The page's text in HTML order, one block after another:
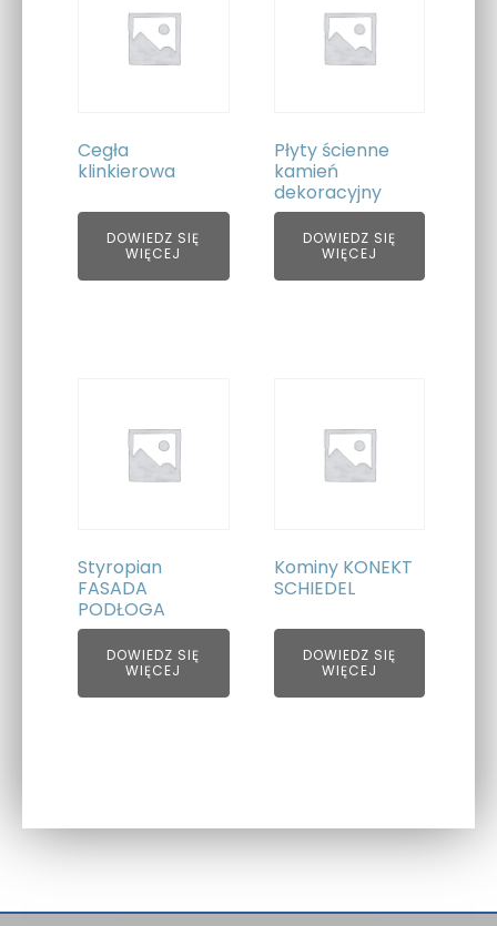
Cegła
klinkierowa
DOWIEDZ SIĘ
WIĘCEJ
Płyty ścienne
kamień
dekoracyjny
DOWIEDZ SIĘ
WIĘCEJ
Styropian
FASADA
PODŁOGA
DOWIEDZ SIĘ
WIĘCEJ
Kominy KONEKT
SCHIEDEL
DOWIEDZ SIĘ
WIĘCEJ